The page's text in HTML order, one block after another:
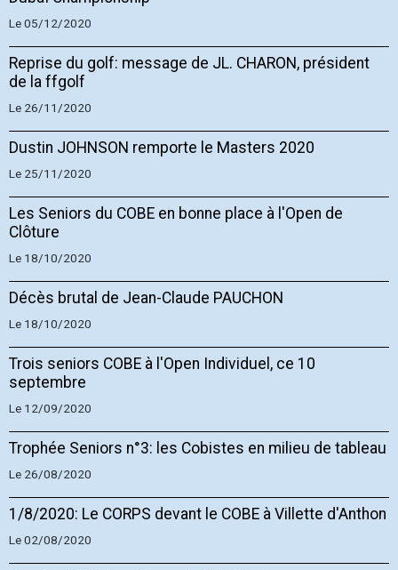
Le 05/12/2020
Reprise du golf: message de JL. CHARON, président
de la ffgolf
Le 26/11/2020
Dustin JOHNSON remporte le Masters 2020
Le 25/11/2020
Les Seniors du COBE en bonne place à l'Open de
Clôture
Le 18/10/2020
Décès brutal de Jean-Claude PAUCHON
Le 18/10/2020
Trois seniors COBE à l'Open Individuel, ce 10
septembre
Le 12/09/2020
Trophée Seniors n°3: les Cobistes en milieu de tableau
Le 26/08/2020
1/8/2020: Le CORPS devant le COBE à Villette d'Anthon
Le 02/08/2020